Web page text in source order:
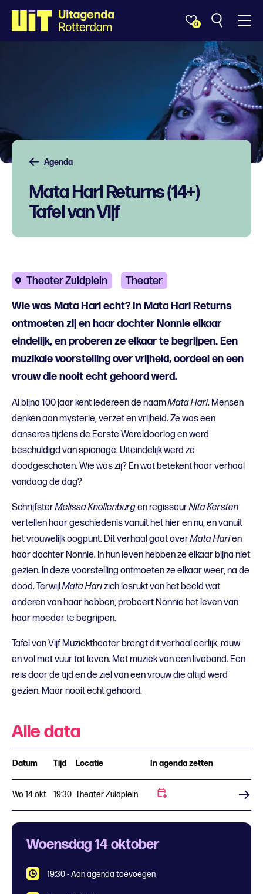
0
Agenda
Mata Hari Returns (14+)
Tafel van Vijf
Theater Zuidplein Theater
Wie was Mata Hari echt? In Mata Hari Returns
ontmoeten zij en haar dochter Nonnie elkaar
eindelijk, en proberen ze elkaar te begrijpen. Een
muzikale voorstelling over vrijheid, oordeel en een
vrouw die nooit echt gehoord werd.
Al bijna 100 jaar kent iedereen de naamMata Hari. Mensen
denken aan mysterie, verzet en vrijheid. Ze was een
danseres tijdens de Eerste Wereldoorlog en werd
beschuldigd van spionage. Uiteindelijk werd ze
doodgeschoten. Wie was zij? En wat betekent haar verhaal
vandaag de dag?
SchrijfsterMelissa Knollenburgen regisseurNita Kersten
vertellen haar geschiedenis vanuit het hier en nu, en vanuit
het vrouwelijk oogpunt. Dit verhaal gaat overMata Harien
haar dochter Nonnie. In hun leven hebben ze elkaar bijna niet
gezien. In deze voorstelling ontmoeten ze elkaar weer, na de
dood. TerwijlMata Harizich losrukt van het beeld wat
anderen van haar hebben, probeert Nonnie het leven van
haar moeder te begrijpen.
Tafel van Vijf Muziektheater brengt dit verhaal eerlijk, rauw
en vol met vuur tot leven. Met muziek van een liveband. Een
reis door de tijd en de ziel van een vrouw die altijd werd
gezien. Maar nooit echt gehoord.
Alle data
Datum Tijd Locatie In agenda zetten
Wo 14 okt 19:30 Theater Zuidplein
Woensdag 14 oktober
19:30-Aan agenda toevoegen